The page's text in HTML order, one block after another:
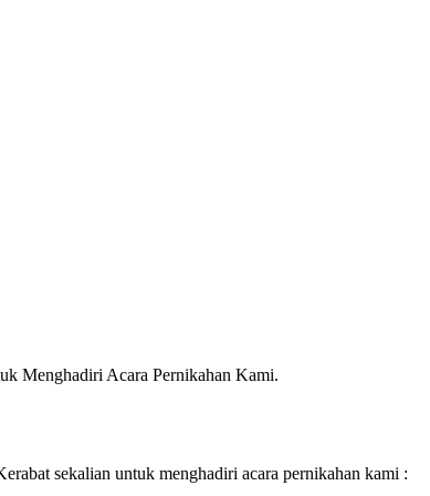
Menghadiri Acara Pernikahan Kami.
sekalian untuk menghadiri acara pernikahan kami :